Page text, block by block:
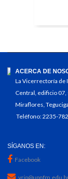
ACERCA DE
La Vicerrectoría de
Central, edificio 07,
Miraflores,
Teléfono: 2235-
SÍGANOS EN:
Facebook